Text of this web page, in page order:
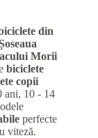
din
Morii
biciclete
copii
ani, 10 - 14
perfecte
viteză.